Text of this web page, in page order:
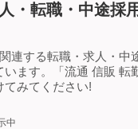
・転職・中途採
連する転職・求人・
ます。「流通 信販
てみてください!
中